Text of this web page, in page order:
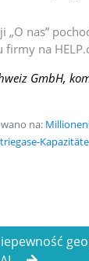
nas”
na
GmbH,
na: